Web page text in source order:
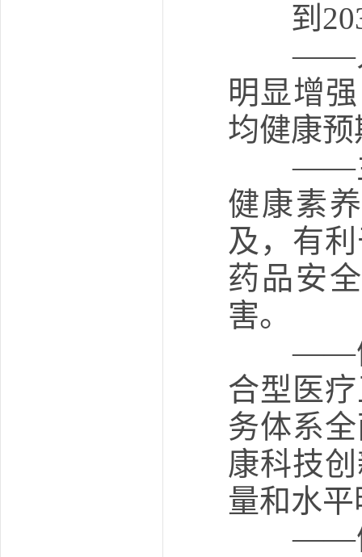
到
——人
明显增
均健康
——主
健康素
及，有
药品安
害。
——健
合型医
务体系
康科技
量和水
——健